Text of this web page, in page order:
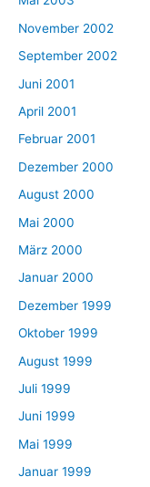
November 2002
September 2002
Juni 2001
April 2001
Februar 2001
Dezember 2000
August 2000
Mai 2000
März 2000
Januar 2000
Dezember 1999
Oktober 1999
August 1999
Juli 1999
Juni 1999
Mai 1999
Januar 1999